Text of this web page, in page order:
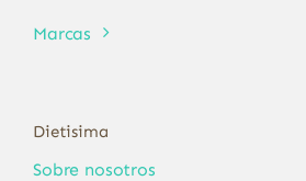
Marcas
Dietisima
Sobre nosotros